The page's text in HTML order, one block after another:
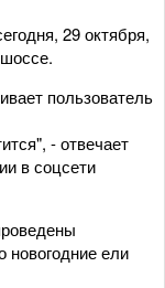
29 октября,
пользователь
- отвечает
в соцсети
новогодние ели